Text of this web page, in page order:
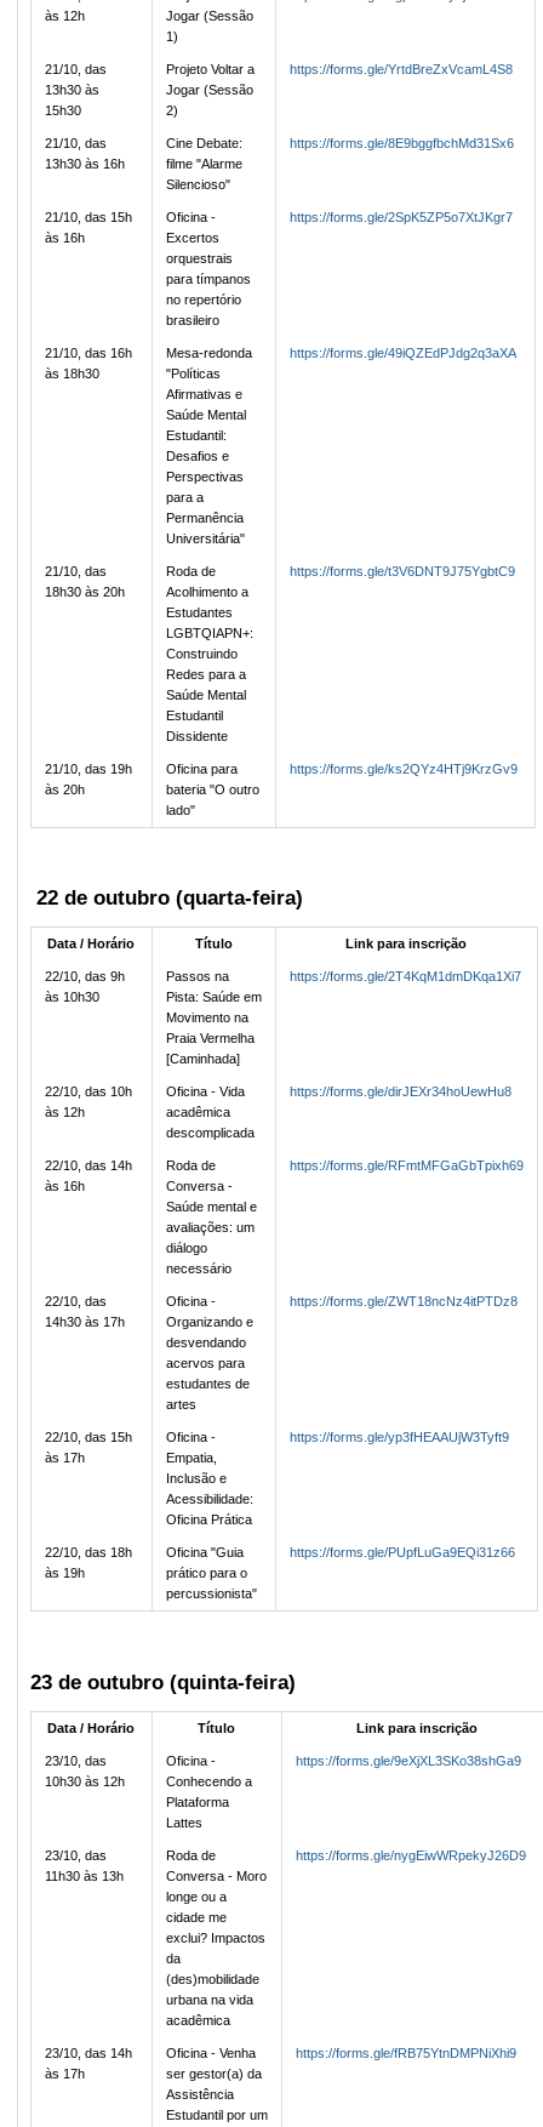
às 12h
Jogar (Sessão
1)
21/10, das
13h30 às
15h30
Projeto Voltar a
Jogar (Sessão
2)
https://forms.gle/YrtdBreZxVcamL4S8
21/10, das
13h30 às 16h
Cine Debate:
filme "Alarme
Silencioso"
https://forms.gle/8E9bggfbchMd31Sx6
21/10, das 15h
às 16h
Oficina -
Excertos
orquestrais
para tímpanos
no repertório
brasileiro
https://forms.gle/2SpK5ZP5o7XtJKgr7
21/10, das 16h
às 18h30
Mesa-redonda
"Políticas
Afirmativas e
Saúde Mental
Estudantil:
Desafios e
Perspectivas
para a
Permanência
Universitária"
https://forms.gle/49iQZEdPJdg2q3aXA
21/10, das
18h30 às 20h
Roda de
Acolhimento a
Estudantes
LGBTQIAPN+:
Construindo
Redes para a
Saúde Mental
Estudantil
Dissidente
https://forms.gle/t3V6DNT9J75YgbtC9
21/10, das 19h
às 20h
Oficina para
bateria "O outro
lado"
https://forms.gle/ks2QYz4HTj9KrzGv9
22 de outubro (quarta-feira)
Data / Horário Título Link para inscrição
22/10, das 9h
às 10h30
Passos na
Pista: Saúde em
Movimento na
Praia Vermelha
[Caminhada]
https://forms.gle/2T4KqM1dmDKqa1Xi7
22/10, das 10h
às 12h
Oficina - Vida
acadêmica
descomplicada
https://forms.gle/dirJEXr34hoUewHu8
22/10, das 14h
às 16h
Roda de
Conversa -
Saúde mental e
avaliações: um
diálogo
necessário
https://forms.gle/RFmtMFGaGbTpixh69
22/10, das
14h30 às 17h
Oficina -
Organizando e
desvendando
acervos para
estudantes de
artes
https://forms.gle/ZWT18ncNz4itPTDz8
22/10, das 15h
às 17h
Oficina -
Empatia,
Inclusão e
Acessibilidade:
Oficina Prática
https://forms.gle/yp3fHEAAUjW3Tyft9
22/10, das 18h
às 19h
Oficina "Guia
prático para o
percussionista"
https://forms.gle/PUpfLuGa9EQi31z66
23 de outubro (quinta-feira)
Data / Horário Título Link para inscrição
23/10, das
10h30 às 12h
Oficina -
Conhecendo a
Plataforma
Lattes
https://forms.gle/9eXjXL3SKo38shGa9
23/10, das
11h30 às 13h
Roda de
Conversa - Moro
longe ou a
cidade me
exclui? Impactos
da
(des)mobilidade
urbana na vida
acadêmica
https://forms.gle/nygEiwWRpekyJ26D9
23/10, das 14h
às 17h
Oficina - Venha
ser gestor(a) da
Assistência
Estudantil por um
https://forms.gle/fRB75YtnDMPNiXhi9